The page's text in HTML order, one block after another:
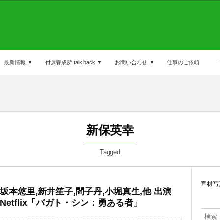
最新情報 付属養成所 talk back お問い合わせ 仕事のご依頼
新保英幸
Tagged
坂本悠里,新井笙子,閻子丹,小堀真生,他 出演
Netflix「バガト・シン：勇ある者」
宣材写